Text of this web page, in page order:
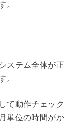
。
ステム全体が正
。
て動作チェック
単位の時間がか